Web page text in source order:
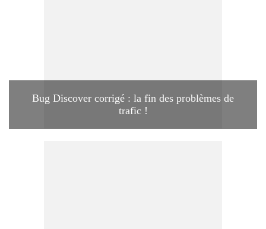
Bug Discover corrigé : la fin des problèmes de
trafic !